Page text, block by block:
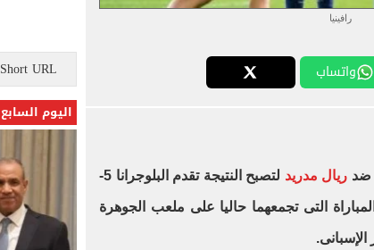
رافينيا
واتساب
ضد ريال مدريد لتصبح النتيجة تقدم البلوجرانا 5-
التى تجمعهما حاليا على ملعب الجوهرة
Short URL
اليوم السابع Trending